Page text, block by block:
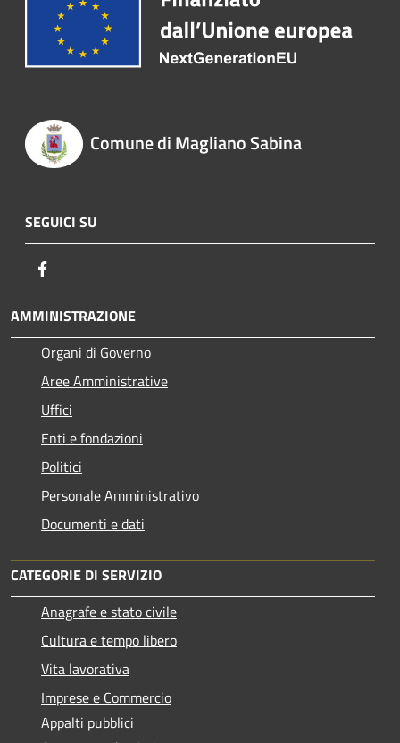
Comune di Magliano Sabina
SEGUICI SU
AMMINISTRAZIONE
Organi di Governo
Aree Amministrative
Uffici
Enti e fondazioni
Politici
Personale Amministrativo
Documenti e dati
CATEGORIE DI SERVIZIO
Anagrafe e stato civile
Cultura e tempo libero
Vita lavorativa
Imprese e Commercio
Appalti pubblici